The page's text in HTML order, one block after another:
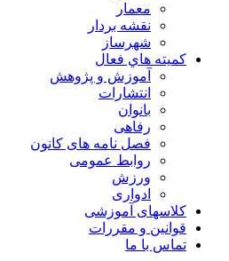
معمار
نقشه بردار
شهرساز
كميته هاي فعال
آموزش و پژوهش
انتشارات
بانوان
رفاهی
فصل نامه های کانون
روابط عمومی
ورزش
ادواری
کلاسهای آموزشی
قوانین و مقررات
تماس با ما